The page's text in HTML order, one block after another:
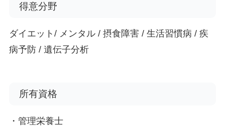
得意分野
ダイエット/ メンタル / 摂食障害 / 生活習慣病 / 疾
病予防 / 遺伝子分析
所有資格
・管理栄養士